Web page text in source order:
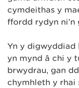
cymdeithas y
ffordd rydyn ni’n
Yn y digwyddiad
yn mynd â chi y
brwydrau, gan
chymhleth y rhai